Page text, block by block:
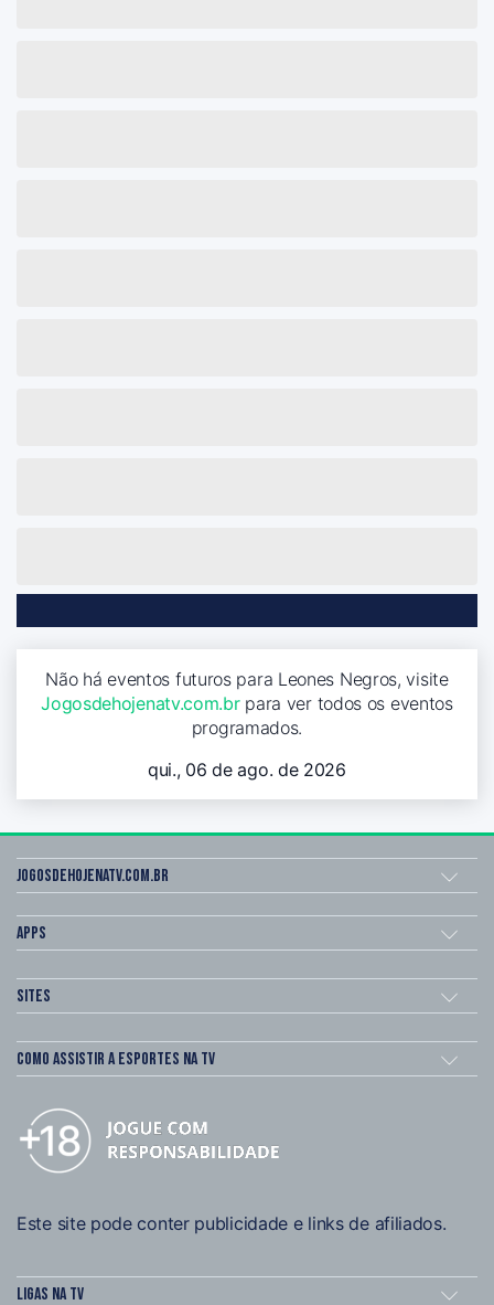
Não há eventos futuros para Leones Negros, visite
Jogosdehojenatv.com.brpara ver todos os eventos
programados.
qui., 06 de ago. de 2026
Jogosdehojenatv.com.br
Apps
Sites
Como assistir a esportes na TV
Este site pode conter publicidade e links de afiliados.
Ligas na TV